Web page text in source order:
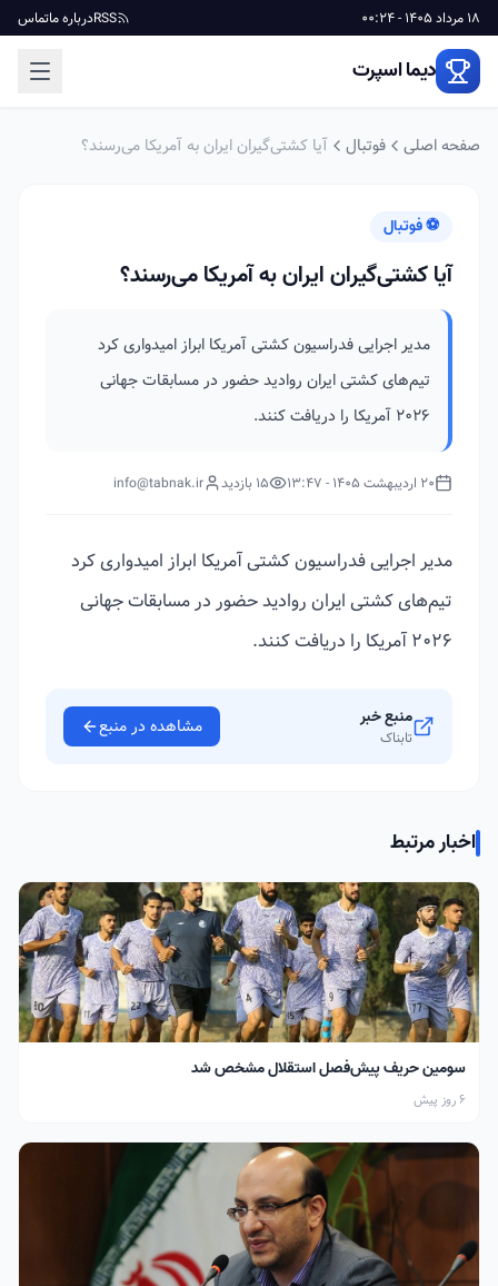
18 مرداد 1405 - 00:24 RSSدرباره ماتماس
دیما اسپرت
صفحه اصلی فوتبال آیا کشتی‌گیران ایران به آمریکا می‌رسند؟
⚽ فوتبال
آیا کشتی‌گیران ایران به آمریکا می‌رسند؟
مدیر اجرایی فدراسیون کشتی آمریکا ابراز امیدواری کرد
تیم‌های کشتی ایران روادید حضور در مسابقات جهانی
۲۰۲۶ آمریکا را دریافت کنند.
20 اردیبهشت 1405 - 13:47 15 بازدید info@tabnak.ir
مدیر اجرایی فدراسیون کشتی آمریکا ابراز امیدواری کرد
تیم‌های کشتی ایران روادید حضور در مسابقات جهانی
۲۰۲۶ آمریکا را دریافت کنند.
منبع خبر
تابناک مشاهده در منبع
اخبار مرتبط
سومین حریف پیش‌فصل استقلال مشخص شد
6 روز پیش